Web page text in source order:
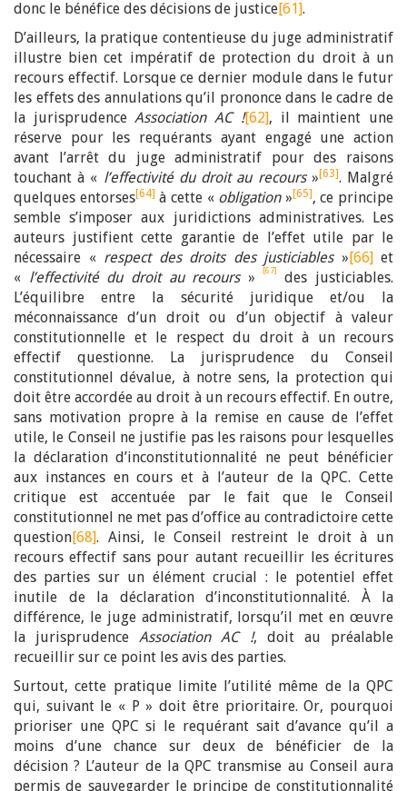
donc le bénéfice des décisions de justice[61].
D’ailleurs, la pratique contentieuse du juge administratif
illustre bien cet impératif de protection du droit à un
recours effectif. Lorsque ce dernier module dans le futur
les effets des annulations qu’il prononce dans le cadre de
la jurisprudenceAssociation AC ![62], il maintient une
réserve pour les requérants ayant engagé une action
avant l’arrêt du juge administratif pour des raisons
touchant à « l’effectivité du droit au recours» [63]. Malgré
quelques entorses[64] à cette « obligation» [65] , ce principe
semble s’imposer aux juridictions administratives. Les
auteurs justifient cette garantie de l’effet utile par le
nécessaire « respect des droits des justiciables»[66]et
« l’effectivité du droit au recours» [67]
des justiciables.
L’équilibre entre la sécurité juridique et/ou la
méconnaissance d’un droit ou d’un objectif à valeur
constitutionnelle et le respect du droit à un recours
effectif questionne. La jurisprudence du Conseil
constitutionnel dévalue, à notre sens, la protection qui
doit être accordée au droit à un recours effectif. En outre,
sans motivation propre à la remise en cause de l’effet
utile, le Conseil ne justifie pas les raisons pour lesquelles
la déclaration d’inconstitutionnalité ne peut bénéficier
aux instances en cours et à l’auteur de la QPC. Cette
critique est accentuée par le fait que le Conseil
constitutionnel ne met pas d’office au contradictoire cette
question[68]. Ainsi, le Conseil restreint le droit à un
recours effectif sans pour autant recueillir les écritures
des parties sur un élément crucial : le potentiel effet
inutile de la déclaration d’inconstitutionnalité. À la
différence, le juge administratif, lorsqu’il met en œuvre
la jurisprudenceAssociation AC !, doit au préalable
recueillir sur ce point les avis des parties.
Surtout, cette pratique limite l’utilité même de la QPC
qui, suivant le « P » doit être prioritaire. Or, pourquoi
prioriser une QPC si le requérant sait d’avance qu’il a
moins d’une chance sur deux de bénéficier de la
décision ? L’auteur de la QPC transmise au Conseil aura
permis de sauvegarder le principe de constitutionnalité